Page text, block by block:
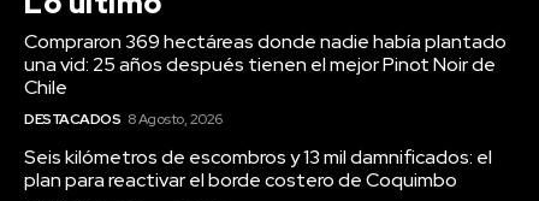
Compraron 369 hectáreas donde nadie había plantado
una vid: 25 años después tienen el mejor Pinot Noir de
Chile
DESTACADOS 8 Agosto, 2026
Seis kilómetros de escombros y 13 mil damnificados: el
plan para reactivar el borde costero de Coquimbo